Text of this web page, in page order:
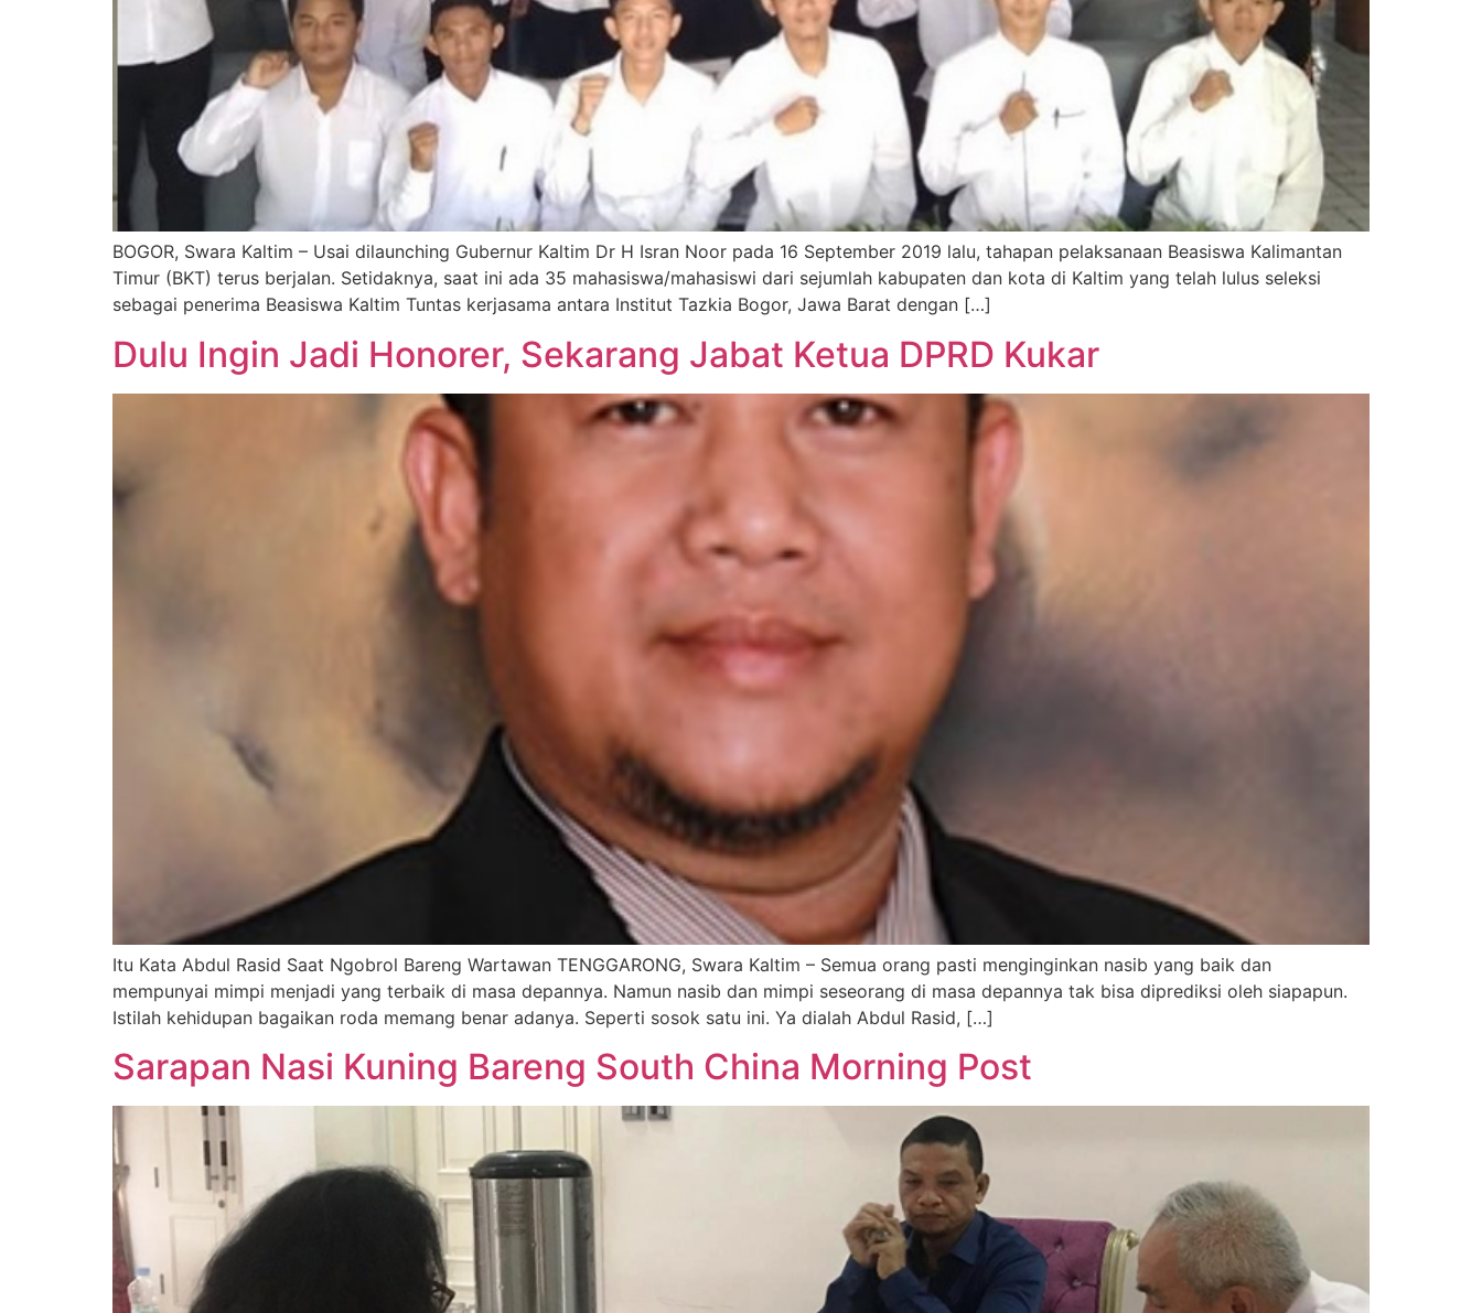
BOGOR, Swara Kaltim – Usai dilaunching Gubernur Kaltim Dr H Isran Noor pada 16 September 2019 lalu, tahapan pelaksanaan Beasiswa Kalimantan
Timur (BKT) terus berjalan. Setidaknya, saat ini ada 35 mahasiswa/mahasiswi dari sejumlah kabupaten dan kota di Kaltim yang telah lulus seleksi
sebagai penerima Beasiswa Kaltim Tuntas kerjasama antara Institut Tazkia Bogor, Jawa Barat dengan […]
Dulu Ingin Jadi Honorer, Sekarang Jabat Ketua DPRD Kukar
Itu Kata Abdul Rasid Saat Ngobrol Bareng Wartawan TENGGARONG, Swara Kaltim – Semua orang pasti menginginkan nasib yang baik dan
mempunyai mimpi menjadi yang terbaik di masa depannya. Namun nasib dan mimpi seseorang di masa depannya tak bisa diprediksi oleh siapapun.
Istilah kehidupan bagaikan roda memang benar adanya. Seperti sosok satu ini. Ya dialah Abdul Rasid, […]
Sarapan Nasi Kuning Bareng South China Morning Post